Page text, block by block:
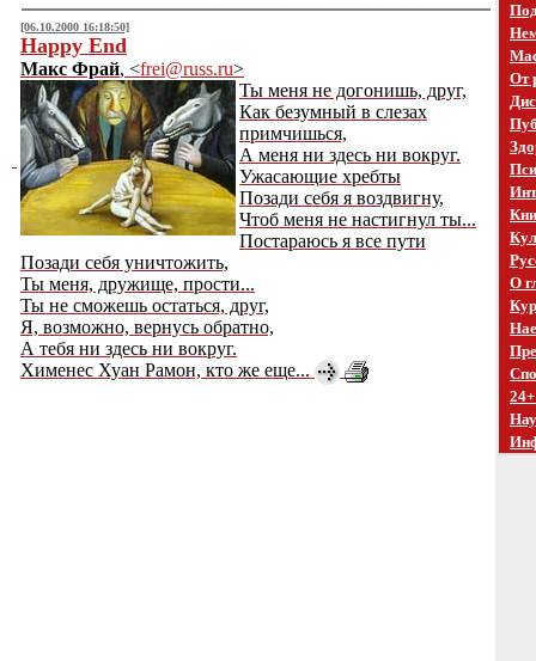
[06.10.2000 16:18:50]
Happy End
Макс Фрай, <frei@russ.ru>
Ты меня не догонишь, друг,
Как безумный в слезах
примчишься,
А меня ни здесь ни вокруг.
Ужасающие хребты
Позади себя я воздвигну,
Чтоб меня не настигнул ты...
Постараюсь я все пути
Позади себя уничтожить,
Ты меня, дружище, прости...
Ты не сможешь остаться, друг,
Я, возможно, вернусь обратно,
А тебя ни здесь ни вокруг.
Хименес Хуан Рамон, кто же еще...
От
О